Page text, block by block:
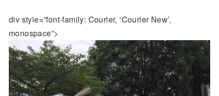
div style=”font-family: Courier, ‘Courier New’,
monospace”>